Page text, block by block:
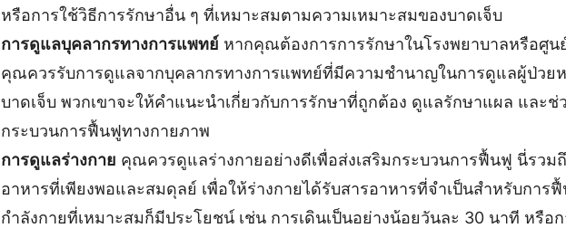
หรือการใช้วิธีการรักษาอื่น ๆ ที่เหมาะสมตามความเหมาะสมของบาดเจ็บ
การดูแลบุคลากรทางการแพทย์ หากคุณต้องการการรักษาในโรงพยาบาลหรือศูน
คุณควรรับการดูแลจากบุคลากรทางการแพทย์ที่มีความชำนาญในการดูแลผู้ป่วย
บาดเจ็บ พวกเขาจะให้คำแนะนำเกี่ยวกับการรักษาที่ถูกต้อง ดูแลรักษาแผล และช่
กระบวนการฟื้นฟูทางกายภาพ
การดูแลร่างกาย คุณควรดูแลร่างกายอย่างดีเพื่อส่งเสริมกระบวนการฟื้นฟู นี่รวม
อาหารที่เพียงพอและสมดุลย์ เพื่อให้ร่างกายได้รับสารอาหารที่จำเป็นสำหรับการ
กำลังกายที่เหมาะสมก็มีประโยชน์ เช่น การเดินเป็นอย่างน้อยวันละ 30 นาที หรือ